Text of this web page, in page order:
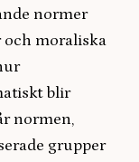
normer
moraliska
blir
normen,
grupper